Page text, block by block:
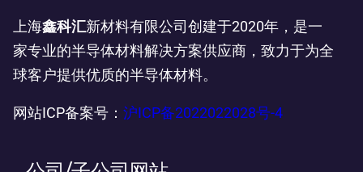
上海鑫科汇新材料有限公司创建于2020年，是一
家专业的半导体材料解决方案供应商，致力于为全
球客户提供优质的半导体材料。
网站ICP备案号： 沪ICP备2022022028号-4